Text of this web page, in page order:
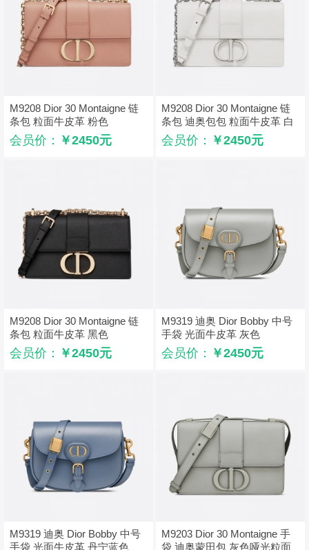
M9208 Dior 30 Montaigne 链
条包 粒面牛皮革 粉色
会员价： ￥2450元
M9208 Dior 30 Montaigne 链
条包 迪奥包包 粒面牛皮革 白
色
会员价： ￥2450元
M9208 Dior 30 Montaigne 链
条包 粒面牛皮革 黑色
会员价： ￥2450元
M9319 迪奥 Dior Bobby 中号
手袋 光面牛皮革 灰色
会员价： ￥2450元
M9319 迪奥 Dior Bobby 中号
手袋 光面牛皮革 丹宁蓝色
M9203 Dior 30 Montaigne 手
袋 迪奥蒙田包 灰色哑光粒面